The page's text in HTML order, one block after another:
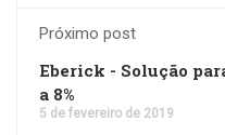
Próximo post
Eberick - Solução
a 8%
5 de fevereiro de 2019